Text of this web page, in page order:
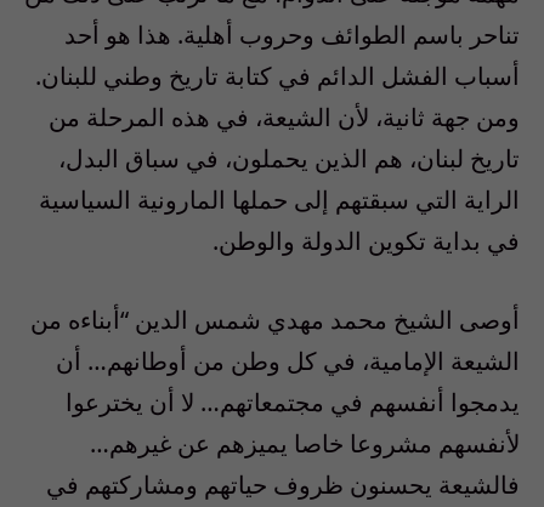
تناحر باسم الطوائف وحروب أهلية. هذا هو أحد
أسباب الفشل الدائم في كتابة تاريخ وطني للبنان.
ومن جهة ثانية، لأن الشيعة، في هذه المرحلة من
تاريخ لبنان، هم الذين يحملون، في سباق البدل،
الراية التي سبقتهم إلى حملها المارونية السياسية
في بداية تكوين الدولة والوطن.
أوصى الشيخ محمد مهدي شمس الدين “أبناءه من
الشيعة الإمامية، في كل وطن من أوطانهم… أن
يدمجوا أنفسهم في مجتمعاتهم… لا أن يخترعوا
لأنفسهم مشروعا خاصا يميزهم عن غيرهم…
فالشيعة يحسنون ظروف حياتهم ومشاركتهم في